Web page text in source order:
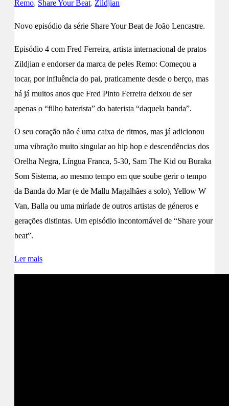
Remo, Share Your Beat, Zildjian
Novo episódio da série Share Your Beat de João Lencastre.
Episódio 4 com Fred Ferreira, artista internacional de pratos
Zildjian e endorser da marca de peles Remo: Começou a
tocar, por influência do pai, praticamente desde o berço, mas
há já muitos anos que Fred Pinto Ferreira deixou de ser
apenas o “filho baterista” do baterista “daquela banda”.
O seu coração não é uma caixa de ritmos, mas já adicionou
uma vibração muito singular ao hip hop e descendências dos
Orelha Negra, Língua Franca, 5-30, Sam The Kid ou Buraka
Som Sistema, ao mesmo tempo em que soube gerir o tempo
da Banda do Mar (e de Mallu Magalhães a solo), Yellow W
Van, Balla ou uma miríade de outros artistas de géneros e
gerações distintas. Um episódio incontornável de “Share your
beat”.
Ler mais